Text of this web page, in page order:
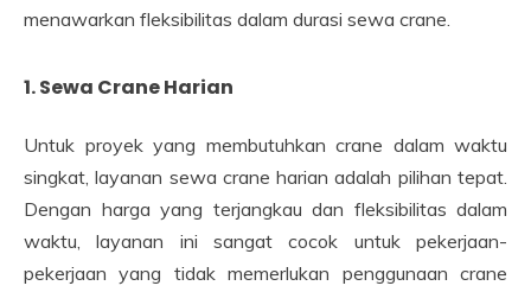
menawarkan fleksibilitas dalam durasi sewa crane.
1. Sewa Crane Harian
Untuk proyek yang membutuhkan crane dalam waktu
singkat, layanan sewa crane harian adalah pilihan tepat.
Dengan harga yang terjangkau dan fleksibilitas dalam
waktu, layanan ini sangat cocok untuk pekerjaan-
pekerjaan yang tidak memerlukan penggunaan crane